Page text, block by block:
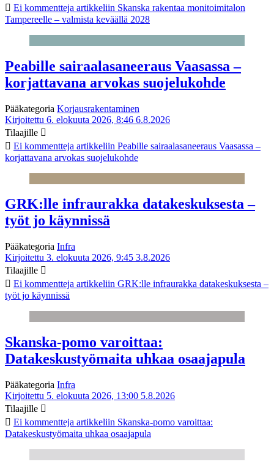
Ei kommentteja artikkeliin Skanska rakentaa monitoimitalon
Tampereelle – valmista keväällä 2028
Peabille sairaalasaneeraus Vaasassa –
korjattavana arvokas suojelukohde
Pääkategoria Korjausrakentaminen
Kirjoitettu 6. elokuuta 2026, 8:46 6.8.2026
Tilaajille
Ei kommentteja artikkeliin Peabille sairaalasaneeraus Vaasassa –
korjattavana arvokas suojelukohde
GRK:lle infraurakka datakeskuksesta –
työt jo käynnissä
Pääkategoria Infra
Kirjoitettu 3. elokuuta 2026, 9:45 3.8.2026
Tilaajille
Ei kommentteja artikkeliin GRK:lle infraurakka datakeskuksesta –
työt jo käynnissä
Skanska-pomo varoittaa:
Datakeskustyömaita uhkaa osaajapula
Pääkategoria Infra
Kirjoitettu 5. elokuuta 2026, 13:00 5.8.2026
Tilaajille
Ei kommentteja artikkeliin Skanska-pomo varoittaa:
Datakeskustyömaita uhkaa osaajapula